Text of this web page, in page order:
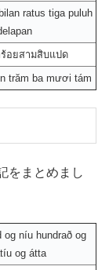
ratus tiga puluh
อยสามสิบแปด
trăm ba mươi tám
をまとめまし
og níu hundrað og
og átta